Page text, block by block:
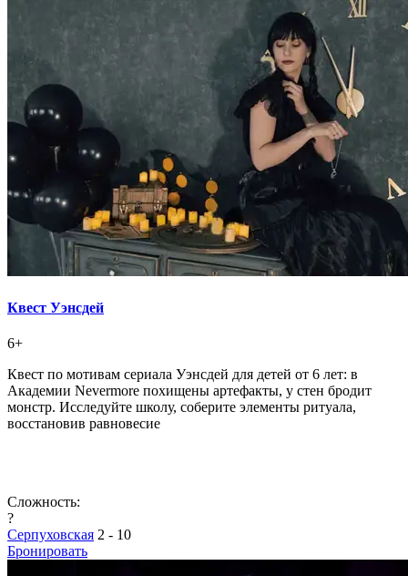
Квест Уэнсдей
6+
Квест по мотивам сериала Уэнсдей для детей от 6 лет: в
Академии Nevermore похищены артефакты, у стен бродит
монстр. Исследуйте школу, соберите элементы ритуала,
восстановив равновесие
Сложность:
?
Серпуховская 2 - 10
Бронировать